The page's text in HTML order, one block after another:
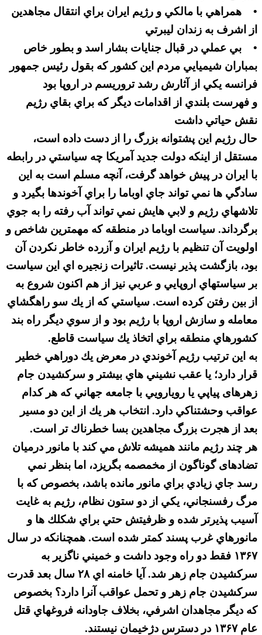
• همراهي با مالكي و رژيم ايران براي انتقال مجاهدين
از اشرف به زندان ليبرتي
• بي عملي در قبال جنايات بشار اسد و بطور خاص
بمباران شيميايي مردم اين كشور كه بقول رئيس جمهور
فرانسه يكي از آثارش رشد تروريسم در اروپا بود
و فهرست بلندي از اقدامات ديگر كه براي بقاي رژيم
نقش حياتي داشت
حال رژيم اين پشتوانه بزرگ را از دست داده است،
مستقل از اينكه دولت جديد آمريكا چه سياستي در رابطه
با ايران در پيش خواهد گرفت، آنچه مسلم است به اين
سادگي ها نمي تواند جاي اوباما را براي آخوندها بگيرد و
تلاشهاي رژيم و لابي هايش نمي تواند آب رفته را به جوي
برگرداند. سياست اوباما در منطقه كه مهمترين شاخص و
اولويت آن تنظيم با رژيم ايران و آزرده خاطر نكردن آن
بود، بازگشت پذير نيست. تاثيرات زنجيره اي اين سياست
بر سياستهاي اروپايي و عربي نيز از هم اكنون شروع به
از بين رفتن كرده است. سياستي كه از يك سو راهگشاي
معامله و سازش اروپا با رژيم بود و از سوي ديگر راه بند
كشورهاي منطقه براي اتخاذ يك سياست قاطع.
به اين ترتيب رژيم آخوندي در معرض يك دوراهي خطير
قرار دارد؛ يا عقب نشيني هاي بيشتر و سركشيدن جام
زهرهای پياپي يا رويارويي با جامعه جهاني كه هر كدام
عواقب وحشتناكي دارد. انتخاب هر يك از اين دو مسير
بعد از هجرت بزرگ مجاهدين بسا خطرناك تر است.
هر چند رژیم مانند هميشه تلاش مي كند با مانور درمیان
تضادهای گوناگون از مخمصمه بگريزد، اما بنظر نمي
رسد جاي زيادي براي مانور مانده باشد، بخصوص كه با
مرگ رفسنجاني، يكي از دو ستون نظام، رژيم به غايت
آسيب پذيرتر شده و ظرفيتش حتي براي شكلك ها و
مانورهاي غرب پسند كمتر شده است. همچنانكه در سال
۱۳۶۷ فقط دو راه وجود داشت و خميني ناگزير به
سركشيدن جام زهر شد. آيا خامنه اي ۲۸ سال بعد قدرت
سركشيدن جام زهر و تحمل عواقب آنرا دارد؟ بخصوص
كه ديگر مجاهدان اشرفي، بخلاف جاودانه فروغهاي قتل
عام ۱۳۶۷ در دسترس دژخيمان نيستند.